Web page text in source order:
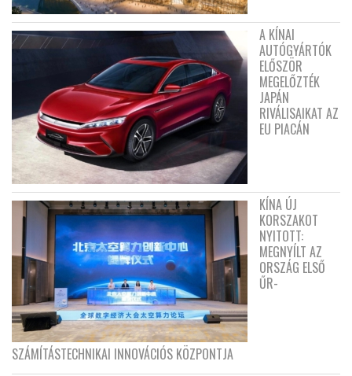
A KÍNAI
AUTÓGYÁRTÓK
ELŐSZÖR
MEGELŐZTÉK
JAPÁN
RIVÁLISAIKAT AZ
EU PIACÁN
KÍNA ÚJ
KORSZAKOT
NYITOTT:
MEGNYÍLT AZ
ORSZÁG ELSŐ
ŰR-
SZÁMÍTÁSTECHNIKAI INNOVÁCIÓS KÖZPONTJA